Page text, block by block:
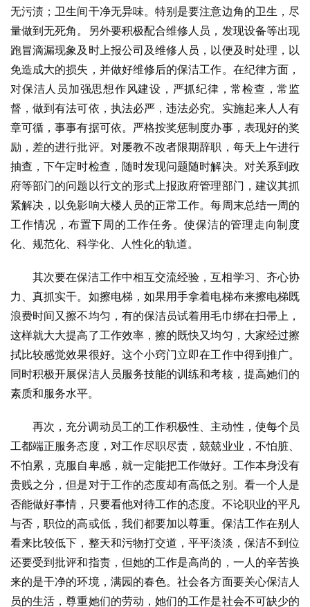
无污渍；卫生间干净无异味。特别是要注意边角的卫生，尽
量做到无死角。另外要积极配合维修人员，发现设备等出现
跑冒滴漏现象及时上报公司及维修人员，以便及时处理，以
免造成大的损失，并做好维修后的保洁工作。在纪律方面，
对保洁人员加强思想作风建设，严抓纪律，常检查，常监
督，做到有法可依，执法必严，违法必究。实施起来人人有
章可循，事事有据可依。严格按奖惩制度办事，表现好的奖
励，差的进行批评。对屡教不改者限期辞职，每天上午进行
抽查，下午定时检查，随时发现问题随时解决。对关系到政
府等部门的问题以行文的形式上报政府管理部门，建议其抓
紧解决，以免影响大楼人员的正常工作。每周末总结一周的
工作情况，布置下周的工作任务。使保洁的管理走向制度
化、规范化、科学化、人性化的轨道。
其次要在保洁工作中相互交流经验，互相学习、齐心协
力、真抓实干。如擦电梯，如果用手拿着电梯布来擦电梯既
浪费时间又擦不均匀，有的保洁员试着用毛巾绑在扫帚上，
这样就大大提高了工作效率，擦的既快又均匀，大家经过擦
拭比较感觉效果很好。这个小窍门立即在工作中得到推广。
同时积极开展保洁人员服务技能的训练和考核，提高她们的
素质和服务水平。
再次，充分调动员工的工作积极性、主动性，使每个员
工都端正服务态度，对工作尽职尽责，兢兢业业，不怕脏、
不怕累，克服自卑感，就一定能把工作做好。工作本身没有
贵贱之分，但是对于工作的态度却有高低之别。看一个人是
否能做好事情，只要看他对待工作的态度。不论职业的平凡
与否，职位的高或低，我们都要加以尊重。保洁工作在别人
看来比较低下，整天和污物打交道，平平淡淡，保洁不到位
还要受到批评和指责，但她的工作是高尚的，一人的辛苦换
来的是干净的环境，满园的春色。社会各方面要关心保洁人
员的生活，尊重她们的劳动，她们的工作是社会不可缺少的